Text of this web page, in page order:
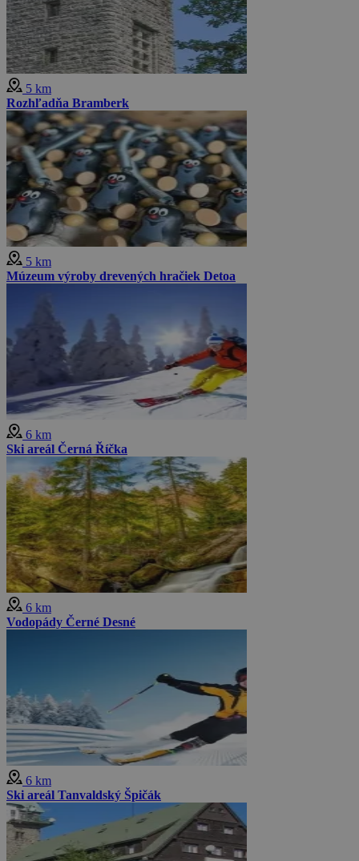
5 km
Rozhľadňa Bramberk
5 km
Múzeum výroby drevených hračiek Detoa
6 km
Ski areál Černá Říčka
6 km
Vodopády Černé Desné
6 km
Ski areál Tanvaldský Špičák